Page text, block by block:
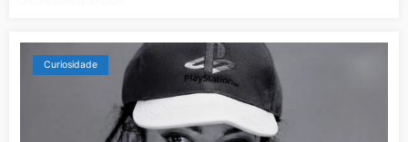
Curiosidade